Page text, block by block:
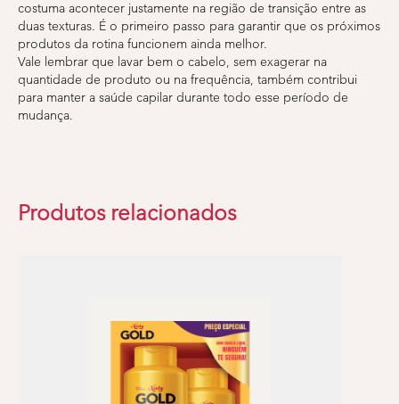
costuma acontecer justamente na região de transição entre as
duas texturas. É o primeiro passo para garantir que os próximos
produtos da rotina funcionem ainda melhor.
Vale lembrar que lavar bem o cabelo, sem exagerar na
quantidade de produto ou na frequência, também contribui
para manter a saúde capilar durante todo esse período de
mudança.
Produtos relacionados